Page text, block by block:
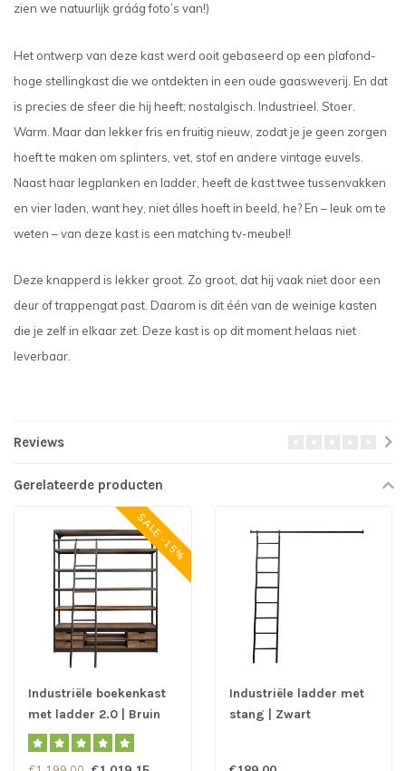
zien we natuurlijk gráág foto’s van!)
Het ontwerp van deze kast werd ooit gebaseerd op een plafond-
hoge stellingkast die we ontdekten in een oude gaasweverij. En dat
is precies de sfeer die hij heeft; nostalgisch. Industrieel. Stoer.
Warm. Maar dan lekker fris en fruitig nieuw, zodat je je geen zorgen
hoeft te maken om splinters, vet, stof en andere vintage euvels.
Naast haar legplanken en ladder, heeft de kast twee tussenvakken
en vier laden, want hey, niet álles hoeft in beeld, he? En – leuk om te
weten – van deze kast is een matching tv-meubel!
Deze knapperd is lekker groot. Zo groot, dat hij vaak niet door een
deur of trappengat past. Daarom is dit één van de weinige kasten
die je zelf in elkaar zet. Deze kast is op dit moment helaas niet
leverbaar.
Reviews
Gerelateerde producten
SALE -15%
Industriële boekenkast
met ladder 2.0 | Bruin
Industriële ladder met
stang | Zwart